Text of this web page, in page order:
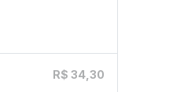
R$ 34,30